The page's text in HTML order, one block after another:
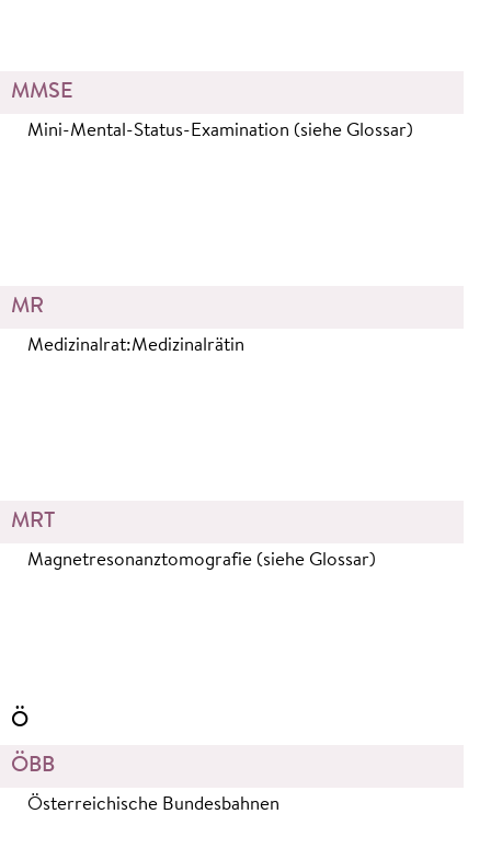
MMSE
Mini-Mental-Status-Examination (siehe Glossar)
MR
Medizinalrat:Medizinalrätin
MRT
Magnetresonanztomografie (siehe Glossar)
Ö
ÖBB
Österreichische Bundesbahnen